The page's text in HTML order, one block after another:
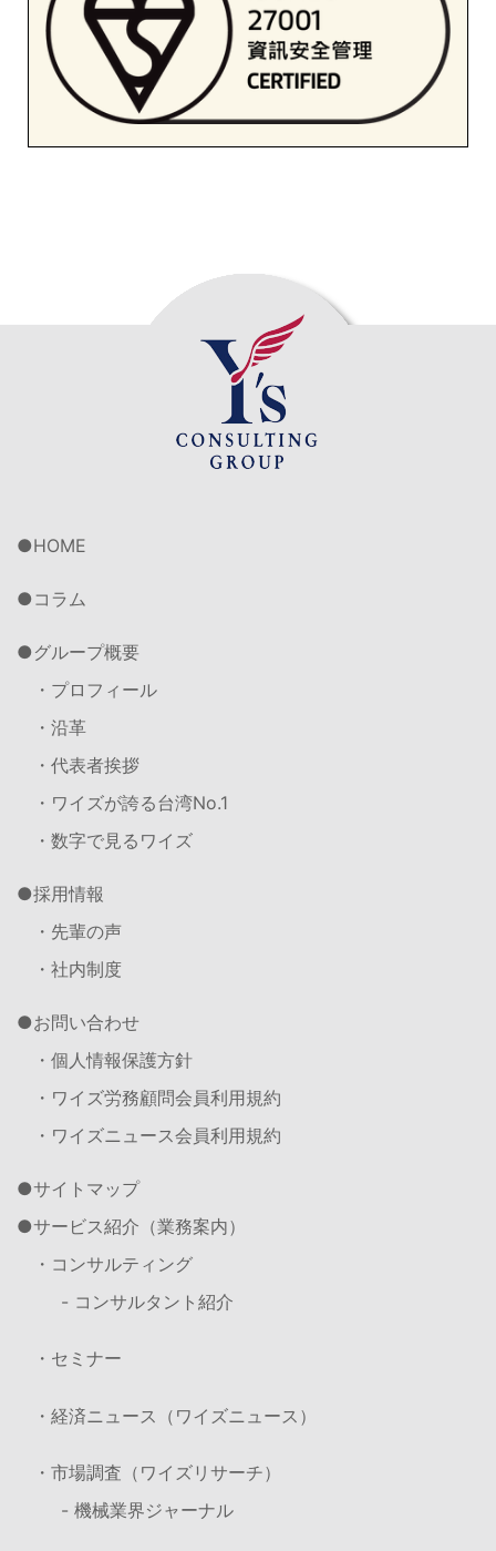
HOME
コラム
グループ概要
・プロフィール
・沿革
・代表者挨拶
・ワイズが誇る台湾No.1
・数字で見るワイズ
採用情報
・先輩の声
・社内制度
お問い合わせ
・個人情報保護方針
・ワイズ労務顧問会員利用規約
・ワイズニュース会員利用規約
サイトマップ
サービス紹介（業務案内）
・コンサルティング
- コンサルタント紹介
・セミナー
・経済ニュース（ワイズニュース）
・市場調査（ワイズリサーチ）
- 機械業界ジャーナル